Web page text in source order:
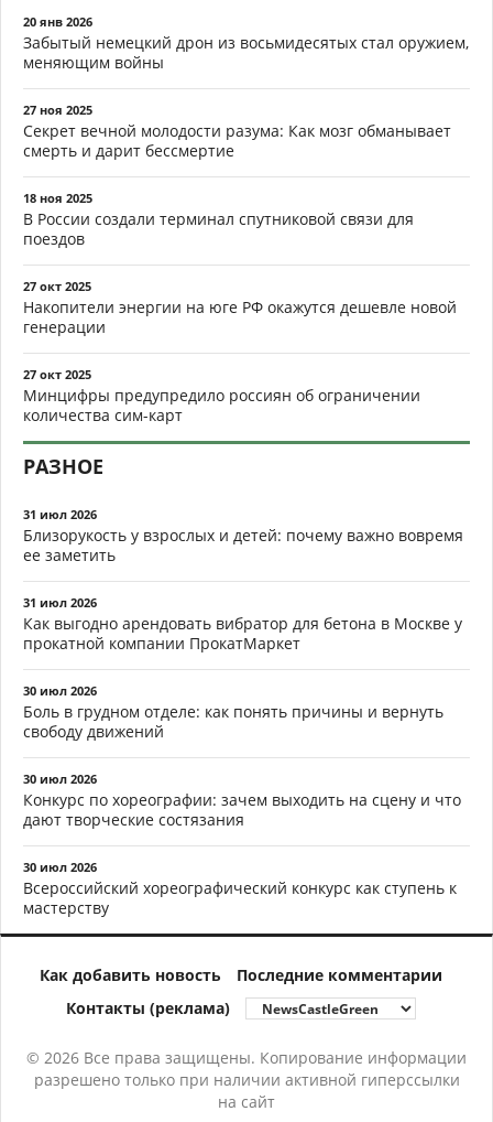
20 янв 2026
Забытый немецкий дрон из восьмидесятых стал оружием,
меняющим войны
27 ноя 2025
Секрет вечной молодости разума: Как мозг обманывает
смерть и дарит бессмертие
18 ноя 2025
В России создали терминал спутниковой связи для
поездов
27 окт 2025
Накопители энергии на юге РФ окажутся дешевле новой
генерации
27 окт 2025
Минцифры предупредило россиян об ограничении
количества сим-карт
РАЗНОЕ
31 июл 2026
Близорукость у взрослых и детей: почему важно вовремя
ее заметить
31 июл 2026
Как выгодно арендовать вибратор для бетона в Москве у
прокатной компании ПрокатМаркет
30 июл 2026
Боль в грудном отделе: как понять причины и вернуть
свободу движений
30 июл 2026
Конкурс по хореографии: зачем выходить на сцену и что
дают творческие состязания
30 июл 2026
Всероссийский хореографический конкурс как ступень к
мастерству
Как добавить новость
Последние комментарии
Контакты (реклама)
© 2026 Все права защищены. Копирование информации
разрешено только при наличии активной гиперссылки
на сайт